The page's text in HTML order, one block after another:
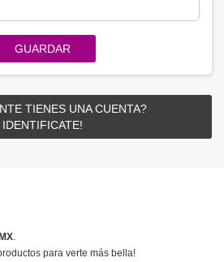
GUARDAR
TIENES UNA CUENTA?
IDENTIFICATE!
para verte más bella!